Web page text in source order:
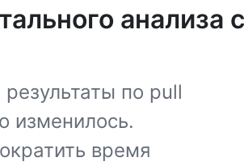
анализа с
по pull
изменилось.
время